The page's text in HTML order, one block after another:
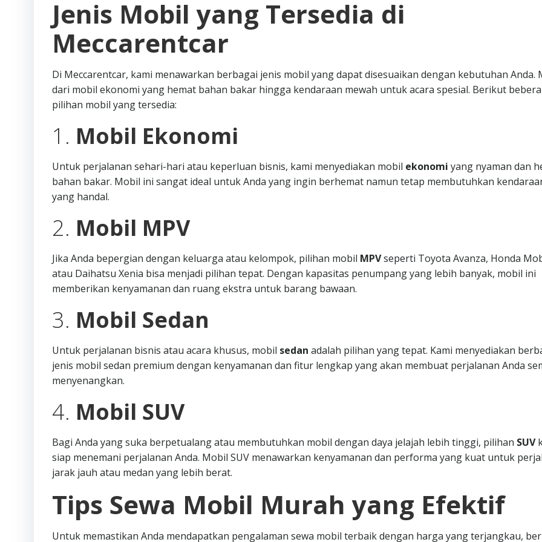
Jenis Mobil yang Tersedia di
Meccarentcar
Di Meccarentcar, kami menawarkan berbagai jenis mobil yang dapat disesuaikan dengan kebutuhan Anda.
dari mobil ekonomi yang hemat bahan bakar hingga kendaraan mewah untuk acara spesial. Berikut
pilihan mobil yang tersedia:
1. Mobil Ekonomi
Untuk perjalanan sehari-hari atau keperluan bisnis, kami menyediakan mobil ekonomi yang nyaman dan
bahan bakar. Mobil ini sangat ideal untuk Anda yang ingin berhemat namun tetap membutuhkan
yang handal.
2. Mobil MPV
Jika Anda bepergian dengan keluarga atau kelompok, pilihan mobil MPVseperti Toyota Avanza, Honda
atau Daihatsu Xenia bisa menjadi pilihan tepat. Dengan kapasitas penumpang yang lebih banyak, mobil ini
memberikan kenyamanan dan ruang ekstra untuk barang bawaan.
3. Mobil Sedan
Untuk perjalanan bisnis atau acara khusus, mobil sedan adalah pilihan yang tepat. Kami menyediakan
jenis mobil sedan premium dengan kenyamanan dan fitur lengkap yang akan membuat perjalanan Anda
menyenangkan.
4. Mobil SUV
Bagi Anda yang suka berpetualang atau membutuhkan mobil dengan daya jelajah lebih tinggi, pilihan SUV
siap menemani perjalanan Anda. Mobil SUV menawarkan kenyamanan dan performa yang kuat untuk
jarak jauh atau medan yang lebih berat.
Tips Sewa Mobil Murah yang Efektif
Untuk memastikan Anda mendapatkan pengalaman sewa mobil terbaik dengan harga yang terjangkau,